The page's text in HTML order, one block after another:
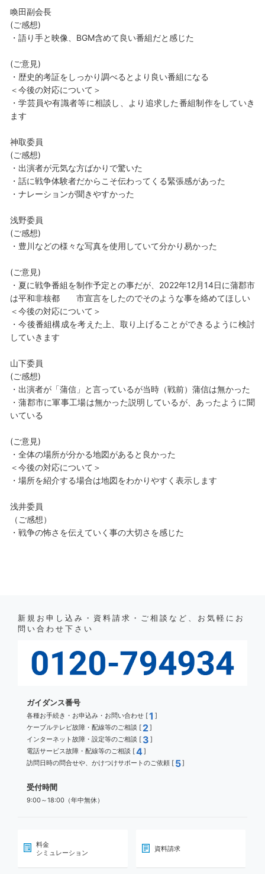
喚田副会長
(ご感想)
・語り手と映像、BGM含めて良い番組だと感じた
(ご意見)
・歴史的考証をしっかり調べるとより良い番組になる
＜今後の対応について＞
・学芸員や有識者等に相談し、より追求した番組制作をしていき
ます
神取委員
(ご感想)
・出演者が元気な方ばかりで驚いた
・話に戦争体験者だからこそ伝わってくる緊張感があった
・ナレーションが聞きやすかった
浅野委員
(ご感想)
・豊川などの様々な写真を使用していて分かり易かった
(ご意見)
・夏に戦争番組を制作予定との事だが、2022年12月14日に蒲郡市
は平和非核都 市宣言をしたのでそのような事を絡めてほしい
＜今後の対応について＞
・今後番組構成を考えた上、取り上げることができるように検討
していきます
山下委員
(ご感想)
・出演者が「蒲信」と言っているが当時（戦前）蒲信は無かった
・蒲郡市に軍事工場は無かった説明しているが、あったように聞
いている
(ご意見)
・全体の場所が分かる地図があると良かった
＜今後の対応について＞
・場所を紹介する場合は地図をわかりやすく表示します
浅井委員
（ご感想）
・戦争の怖さを伝えていく事の大切さを感じた
新規お申し込み・資料請求・ご相談など、お気軽にお
問い合わせ下さい
ガイダンス番号
各種お手続き・お申込み・お問い合わせ [1 ]
ケーブルテレビ故障・配線等のご相談 [ 2]
インターネット故障・設定等のご相談 [ 3 ]
電話サービス故障・配線等のご相談 [4]
訪問日時の問合せや、かけつけサポートのご依頼 [ 5]
受付時間
9:00～18:00（年中無休）
料金
シミュレーション
資料請求